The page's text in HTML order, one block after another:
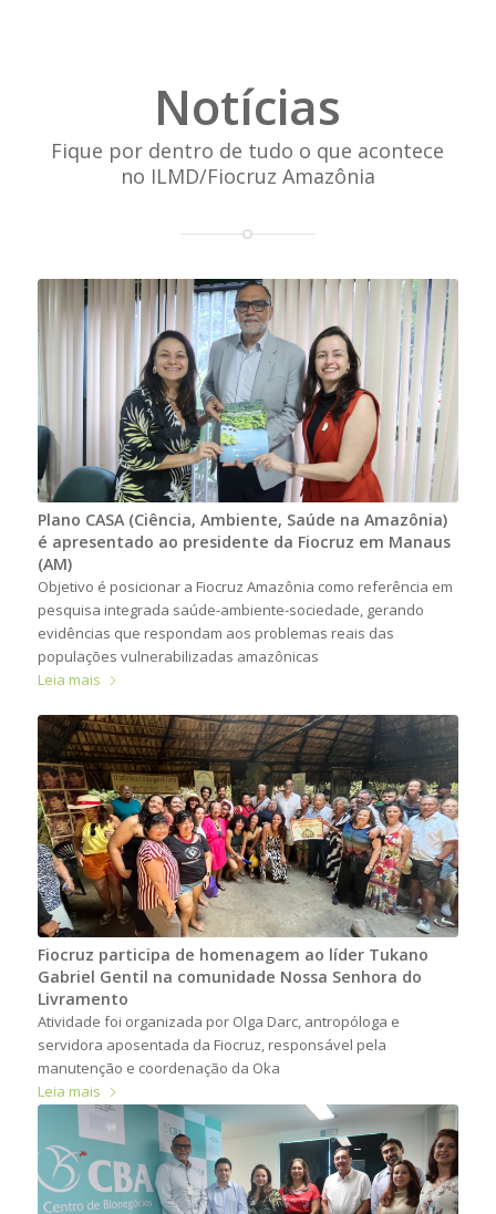
Notícias
Fique por dentro de tudo o que acontece
no ILMD/Fiocruz Amazônia
Plano CASA (Ciência, Ambiente, Saúde na Amazônia)
é apresentado ao presidente da Fiocruz em Manaus
(AM)
Objetivo é posicionar a Fiocruz Amazônia como referência em
pesquisa integrada saúde-ambiente-sociedade, gerando
evidências que respondam aos problemas reais das
populações vulnerabilizadas amazônicas
Leia mais
Fiocruz participa de homenagem ao líder Tukano
Gabriel Gentil na comunidade Nossa Senhora do
Livramento
Atividade foi organizada por Olga Darc, antropóloga e
servidora aposentada da Fiocruz, responsável pela
manutenção e coordenação da Oka
Leia mais